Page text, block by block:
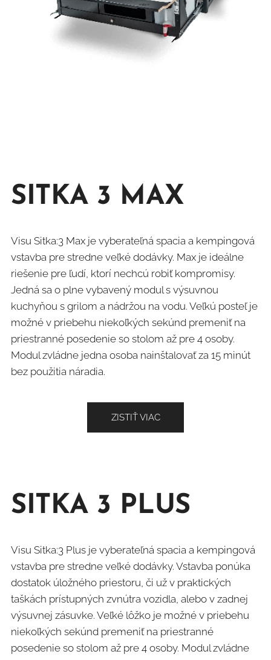
SITKA 3 MAX
Visu Sitka:3 Max je vyberateľná spacia a kempingová
vstavba pre stredne veľké dodávky. Max je ideálne
riešenie pre ľudí, ktorí nechcú robiť kompromisy.
Jedná sa o plne vybavený modul s výsuvnou
kuchyňou s grilom a nádržou na vodu. Veľkú posteľ je
možné v priebehu niekoľkých sekúnd premeniť na
priestranné posedenie so stolom až pre 4 osoby.
Modul zvládne jedna osoba nainštalovať za 15 minút
bez použitia náradia.
ZISTIŤ VIAC
SITKA 3 PLUS
Visu Sitka:3 Plus je vyberateľná spacia a kempingová
vstavba pre stredne veľké dodávky. Vstavba ponúka
dostatok úložného priestoru, či už v praktických
taškách prístupných zvnútra vozidla, alebo v zadnej
výsuvnej zásuvke. Veľké lôžko je možné v priebehu
niekoľkých sekúnd premeniť na priestranné
posedenie so stolom až pre 4 osoby. Modul zvládne